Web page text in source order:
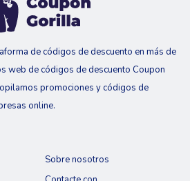
de códigos de descuento en más de
web de códigos de descuento Coupon
promociones y códigos de
online.
Sobre nosotros